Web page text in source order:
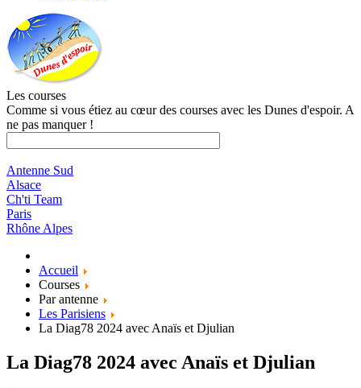
Les courses
Comme si vous étiez au cœur des courses avec les Dunes d'espoir. A
ne pas manquer !
Antenne Sud
Alsace
Ch'ti Team
Paris
Rhône Alpes
Accueil
Courses
Par antenne
Les Parisiens
La Diag78 2024 avec Anaïs et Djulian
La Diag78 2024 avec Anaïs et Djulian